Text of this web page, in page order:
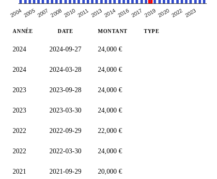
2004 2005 2007 20082010 2011 20132014 2016 2017 2019 2020 2022 2023
ANNÉE DATE MONTANT TYPE
2024 2024-09-27 24,000 €
2024 2024-03-28 24,000 €
2023 2023-09-28 24,000 €
2023 2023-03-30 24,000 €
2022 2022-09-29 22,000 €
2022 2022-03-30 24,000 €
2021 2021-09-29 20,000 €